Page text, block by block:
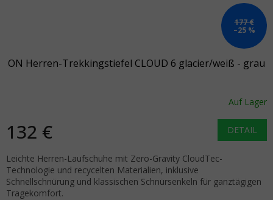
177 €
–25 %
ON Herren-Trekkingstiefel CLOUD 6 glacier/weiß - grau
Auf Lager
132 € DETAIL
Leichte Herren-Laufschuhe mit Zero-Gravity CloudTec-
Technologie und recycelten Materialien, inklusive
Schnellschnürung und klassischen Schnürsenkeln für ganztägigen
Tragekomfort.